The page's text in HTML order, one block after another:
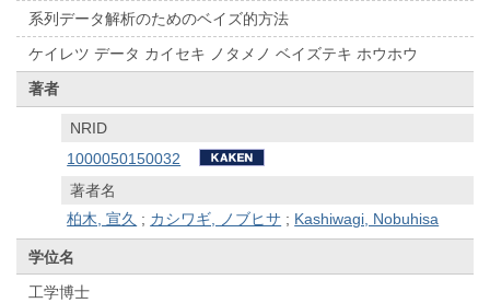
系列データ解析のためのベイズ的方法
ケイレツ データ カイセキ ノタメノ ベイズテキ ホウホウ
著者
NRID
1000050150032
著者名
柏木, 宣久 ; カシワギ, ノブヒサ ; Kashiwagi, Nobuhisa
学位名
工学博士